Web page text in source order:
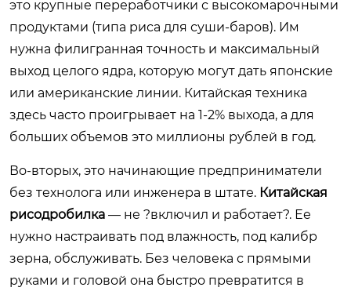
это крупные переработчики с высокомарочными
продуктами (типа риса для суши-баров). Им
нужна филигранная точность и максимальный
выход целого ядра, которую могут дать японские
или американские линии. Китайская техника
здесь часто проигрывает на 1-2% выхода, а для
больших объемов это миллионы рублей в год.
Во-вторых, это начинающие предприниматели
без технолога или инженера в штате. Китайская
рисодробилка — не ?включил и работает?. Ее
нужно настраивать под влажность, под калибр
зерна, обслуживать. Без человека с прямыми
руками и головой она быстро превратится в